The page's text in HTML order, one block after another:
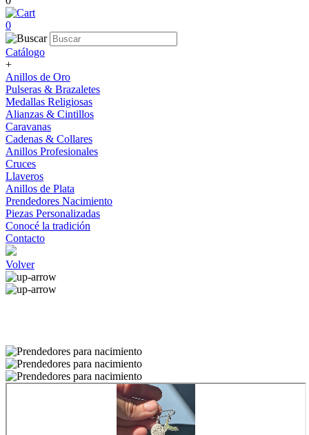
0
Catálogo
+
Anillos de Oro
Pulseras & Brazaletes
Medallas Religiosas
Alianzas & Cintillos
Caravanas
Cadenas & Collares
Anillos Profesionales
Cruces
Llaveros
Anillos de Plata
Prendedores Nacimiento
Piezas Personalizadas
Conocé la tradición
Contacto
Volver